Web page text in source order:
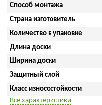
Способ монтажа
Страна изготовитель
Количество в упаковке
Длина доски
Ширина доски
Защитный слой
Класс износостойкости
Все характеристики